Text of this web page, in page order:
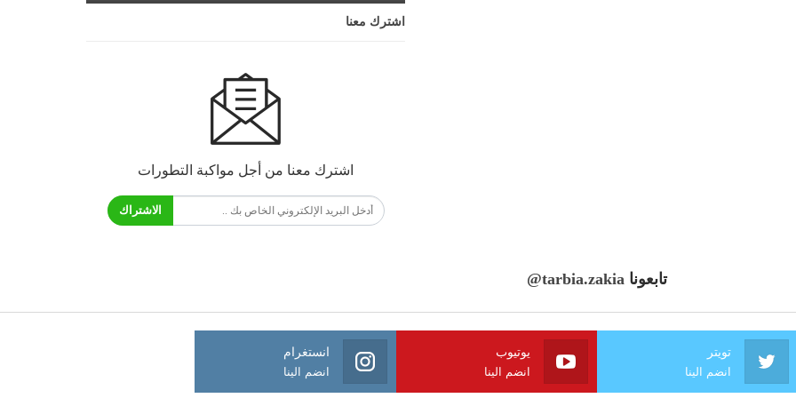
اشترك معنا
اشترك معنا من أجل مواكبة التطورات
الاشتراك
تابعونا @tarbia.zakia
تويتر
انضم الينا
يوتيوب
انضم الينا
انستغرام
انضم الينا